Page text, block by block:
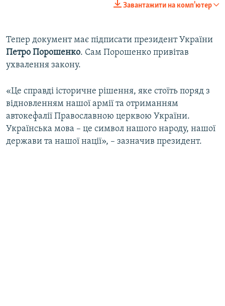
Завантажити на комп'ютер
Тепер документ має підписати президент України
Петро Порошенко. Сам Порошенко привітав
ухвалення закону.
«Це справді історичне рішення, яке стоїть поряд з
відновленням нашої армії та отриманням
автокефалії Православною церквою України.
Українська мова – це символ нашого народу, нашої
держави та нашої нації», – зазначив президент.